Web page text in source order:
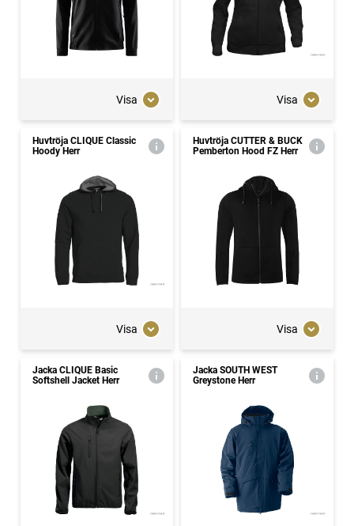
Visa Visa
Huvtröja CLIQUE Classic
Hoody Herr
Visa
Huvtröja CUTTER & BUCK
Pemberton Hood FZ Herr
Visa
Jacka CLIQUE Basic
Softshell Jacket Herr
Jacka SOUTH WEST
Greystone Herr